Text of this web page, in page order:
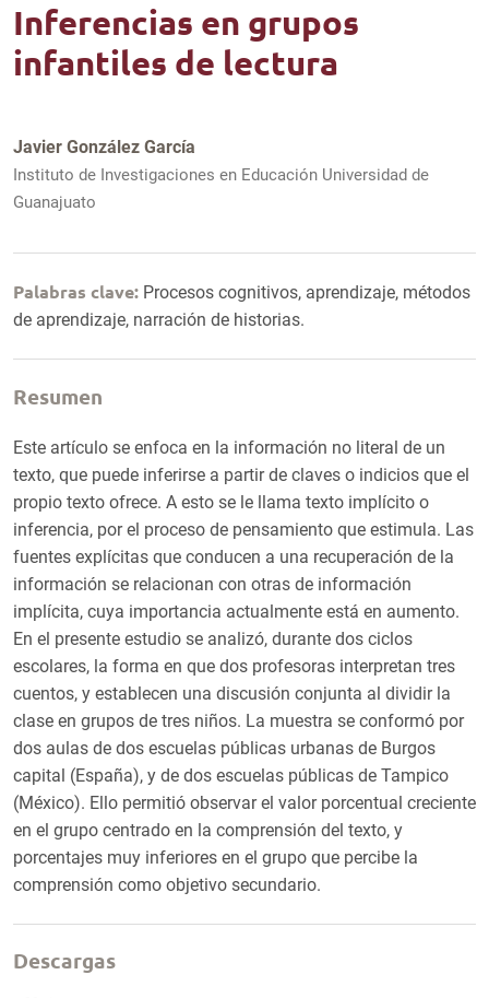
Inferencias en grupos
infantiles de lectura
Javier González García
Instituto de Investigaciones en Educación Universidad de
Guanajuato
Palabras clave: Procesos cognitivos, aprendizaje, métodos
de aprendizaje, narración de historias.
Resumen
Este artículo se enfoca en la información no literal de un
texto, que puede inferirse a partir de claves o indicios que el
propio texto ofrece. A esto se le llama texto implícito o
inferencia, por el proceso de pensamiento que estimula. Las
fuentes explícitas que conducen a una recuperación de la
información se relacionan con otras de información
implícita, cuya importancia actualmente está en aumento.
En el presente estudio se analizó, durante dos ciclos
escolares, la forma en que dos profesoras interpretan tres
cuentos, y establecen una discusión conjunta al dividir la
clase en grupos de tres niños. La muestra se conformó por
dos aulas de dos escuelas públicas urbanas de Burgos
capital (España), y de dos escuelas públicas de Tampico
(México). Ello permitió observar el valor porcentual creciente
en el grupo centrado en la comprensión del texto, y
porcentajes muy inferiores en el grupo que percibe la
comprensión como objetivo secundario.
Descargas